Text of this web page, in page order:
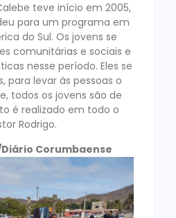
teve início em 2005,
para um programa em
do Sul. Os jovens se
comunitárias e sociais e
nesse período. Eles se
para levar às pessoas o
todos os jovens são de
é realizado em todo o
Rodrigo.
Corumbaense